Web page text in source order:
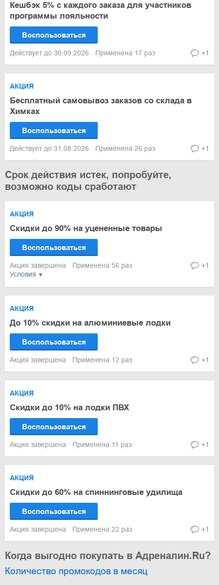
Кешбэк 5% с каждого заказа для участников
программы лояльности
Воспользоваться
Действует до 30.09.2026 Применена 17 раз +1
АКЦИЯ
Бесплатный самовывоз заказов со склада в
Химках
Воспользоваться
Действует до 31.08.2026 Применена 26 раз +1
Срок действия истек, попробуйте,
возможно коды сработают
Условия
АКЦИЯ
Скидки до 90% на уцененные товары
Воспользоваться
Акция завершена Применена 56 раз +1
АКЦИЯ
До 10% скидки на алюминиевые лодки
Воспользоваться
Акция завершена Применена 12 раз +1
АКЦИЯ
Скидки до 10% на лодки ПВХ
Воспользоваться
Акция завершена Применена 11 раз +1
АКЦИЯ
Скидки до 60% на спиннинговые удилища
Воспользоваться
Акция завершена Применена 22 раз +1
Когда выгодно покупать в Адреналин.Ru?
Количество промокодов в месяц